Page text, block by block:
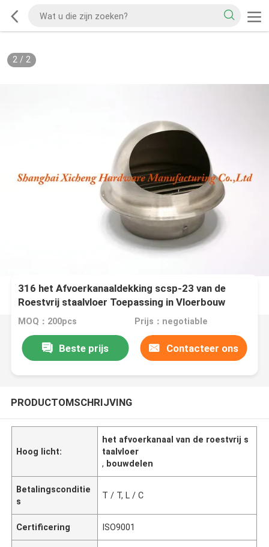
2/ 2
316 het Afvoerkanaaldekking scsp-23 van de
Roestvrij staalvloer Toepassing in Vloerbouw
MOQ：200pcs Prijs：negotiable
Beste prijs Contacteer ons
PRODUCTOMSCHRIJVING
Hoog licht:
het afvoerkanaal van de roestvrij s
taalvloer
, bouwdelen
Betalingsconditie
s
T / T, L / C
Certificering ISO9001